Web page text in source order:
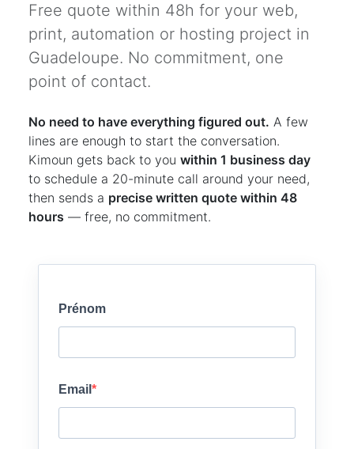
Free quote within 48h for your web,
print, automation or hosting project in
Guadeloupe. No commitment, one
point of contact.
No need to have everything figured out. A few
lines are enough to start the conversation.
Kimoun gets back to you within 1 business day
to schedule a 20-minute call around your need,
then sends a precise written quote within 48
hours — free, no commitment.
Prénom
Email